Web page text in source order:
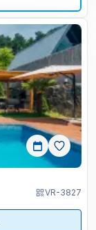
VR-3827